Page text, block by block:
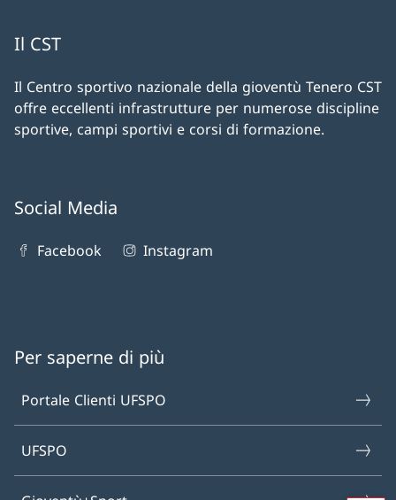
Il CST
Il Centro sportivo nazionale della gioventù Tenero CST
offre eccellenti infrastrutture per numerose discipline
sportive, campi sportivi e corsi di formazione.
Social Media
Facebook Instagram
Per saperne di più
Portale Clienti UFSPO
UFSPO